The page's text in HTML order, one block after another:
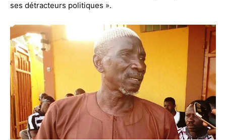
ses détracteurs politiques ».